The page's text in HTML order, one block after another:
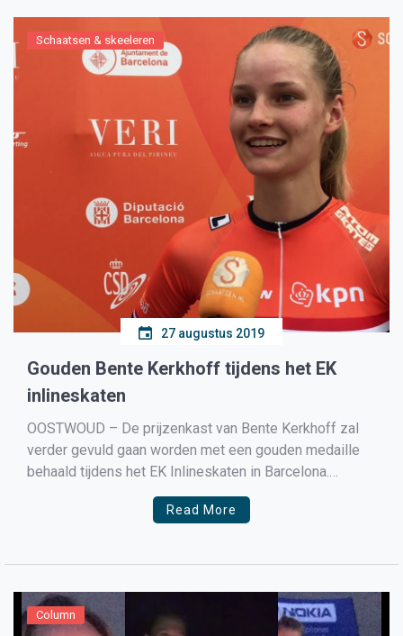
Schaatsen & skeeleren
27 augustus 2019
Gouden Bente Kerkhoff tijdens het EK
inlineskaten
OOSTWOUD – De prijzenkast van Bente Kerkhoff zal
verder gevuld gaan worden met een gouden medaille
behaald tijdens het EK Inlineskaten in Barcelona.
Gouden Bente Kerkhoff was na een zeer rommelige
wedstrijd pas ruim na de finish zeker van haar
Read More
Column